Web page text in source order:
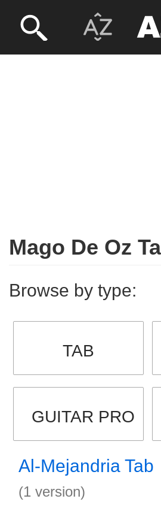
Mago De Oz
Browse by type:
TAB
GUITAR PRO
Al-Mejandria Tab
(1 version)